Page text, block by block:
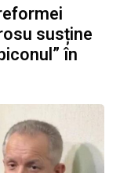
susține
în